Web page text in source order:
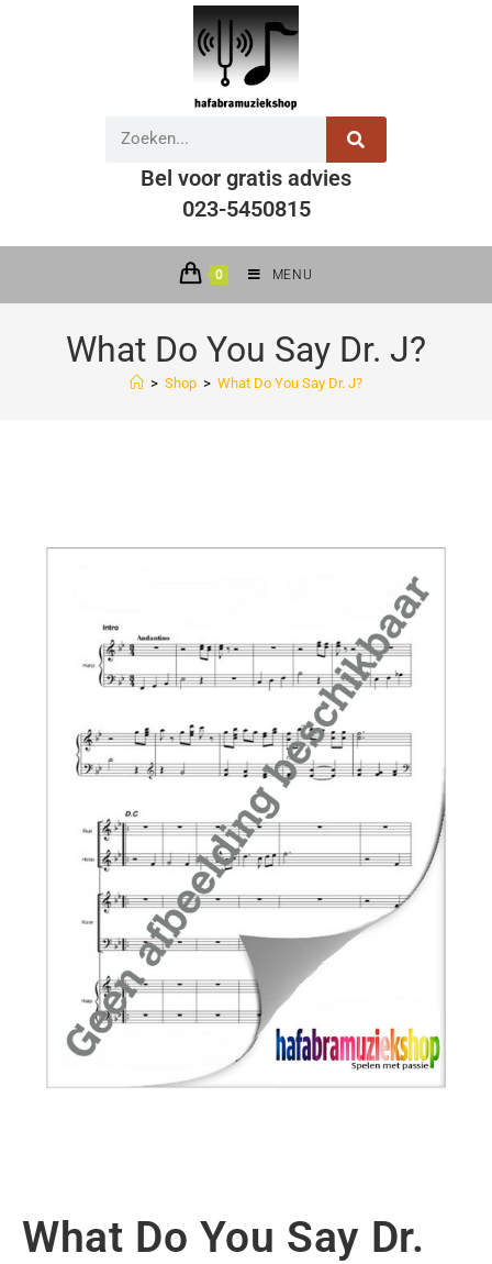
Bel voor gratis advies
023-5450815
0 MENU
What Do You Say Dr. J?
> Shop > What Do You Say Dr. J?
What Do You Say Dr.